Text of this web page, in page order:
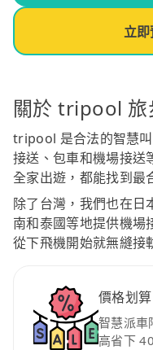
立即
關於 tripool 旅
tripool 是合法的智慧
接送、包車和機場接送
全家出遊，都能找到最
除了台灣，我們也在日
南和泰國等地提供機場
從下飛機開始就無縫接
價格划
智慧派車
高省下